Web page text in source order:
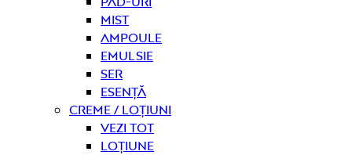
Mist
Ampoule
Emulsie
Ser
Esență
Creme / Loțiuni
Vezi tot
Loțiune